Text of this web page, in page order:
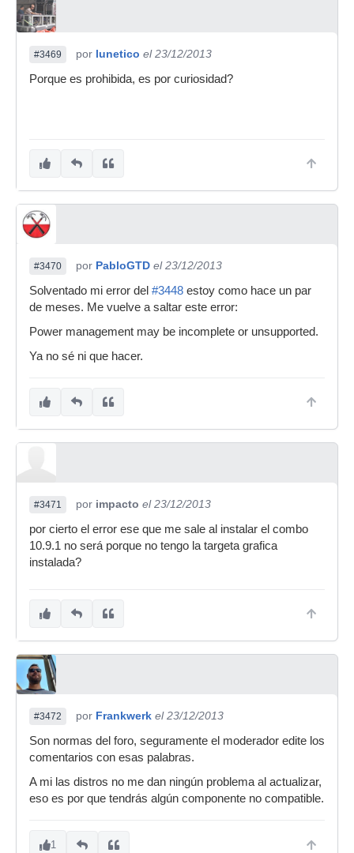
#3469 por lunetico el 23/12/2013
Porque es prohibida, es por curiosidad?
#3470 por PabloGTD el 23/12/2013
Solventado mi error del #3448 estoy como hace un par
de meses. Me vuelve a saltar este error:
Power management may be incomplete or unsupported.
Ya no sé ni que hacer.
#3471 por impacto el 23/12/2013
por cierto el error ese que me sale al instalar el combo
10.9.1 no será porque no tengo la targeta grafica
instalada?
#3472 por Frankwerk el 23/12/2013
Son normas del foro, seguramente el moderador edite los
comentarios con esas palabras.
A mi las distros no me dan ningún problema al actualizar,
eso es por que tendrás algún componente no compatible.
1